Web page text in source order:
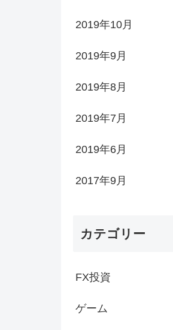
2019年10月
2019年9月
2019年8月
2019年7月
2019年6月
2017年9月
カテゴリー
FX投資
ゲーム